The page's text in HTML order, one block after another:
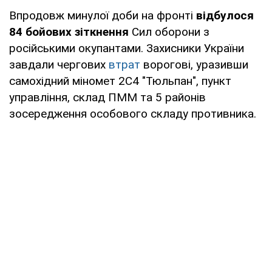
Впродовж минулої доби на фронті відбулося
84 бойових зіткнення Сил оборони з
російськими окупантами. Захисники України
завдали чергових втрат ворогові, уразивши
самохідний міномет 2С4 "Тюльпан", пункт
управління, склад ПММ та 5 районів
зосередження особового складу противника.